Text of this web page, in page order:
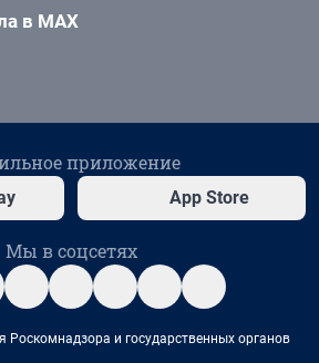
в MAX
приложение
App Store
Мы в соцсетях
Роскомнадзора и государственных органов